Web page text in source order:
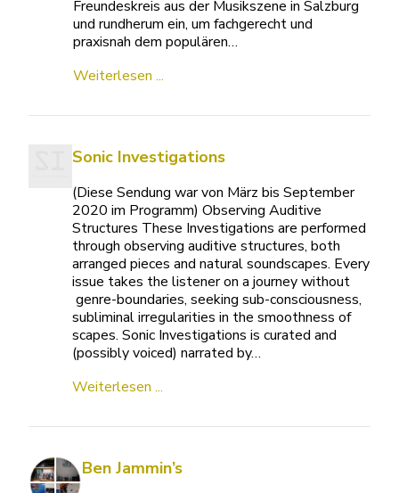
Freundeskreis aus der Musikszene in Salzburg
und rundherum ein, um fachgerecht und
praxisnah dem populären…
Weiterlesen ...
Sonic Investigations
(Diese Sendung war von März bis September
2020 im Programm) Observing Auditive
Structures These Investigations are performed
through observing auditive structures, both
arranged pieces and natural soundscapes. Every
issue takes the listener on a journey without
genre-boundaries, seeking sub-consciousness,
subliminal irregularities in the smoothness of
scapes. Sonic Investigations is curated and
(possibly voiced) narrated by…
Weiterlesen ...
Ben Jammin’s